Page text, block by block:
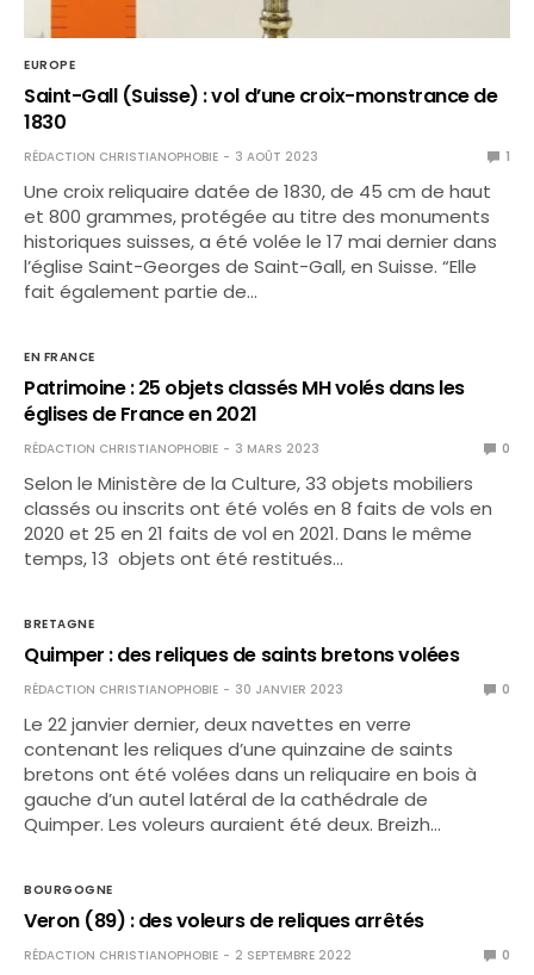
EUROPE
Saint-Gall (Suisse) : vol d’une croix-monstrance de
1830
RÉDACTION CHRISTIANOPHOBIE 3 AOÛT 2023 1
Une croix reliquaire datée de 1830, de 45 cm de haut
et 800 grammes, protégée au titre des monuments
historiques suisses, a été volée le 17 mai dernier dans
l’église Saint-Georges de Saint-Gall, en Suisse. “Elle
fait également partie de…
EN FRANCE
Patrimoine : 25 objets classés MH volés dans les
églises de France en 2021
RÉDACTION CHRISTIANOPHOBIE 3 MARS 2023 0
Selon le Ministère de la Culture, 33 objets mobiliers
classés ou inscrits ont été volés en 8 faits de vols en
2020 et 25 en 21 faits de vol en 2021. Dans le même
temps, 13 objets ont été restitués…
BRETAGNE
Quimper : des reliques de saints bretons volées
RÉDACTION CHRISTIANOPHOBIE 30 JANVIER 2023 0
Le 22 janvier dernier, deux navettes en verre
contenant les reliques d’une quinzaine de saints
bretons ont été volées dans un reliquaire en bois à
gauche d’un autel latéral de la cathédrale de
Quimper. Les voleurs auraient été deux. Breizh…
BOURGOGNE
Veron (89) : des voleurs de reliques arrêtés
RÉDACTION CHRISTIANOPHOBIE 2 SEPTEMBRE 2022 0